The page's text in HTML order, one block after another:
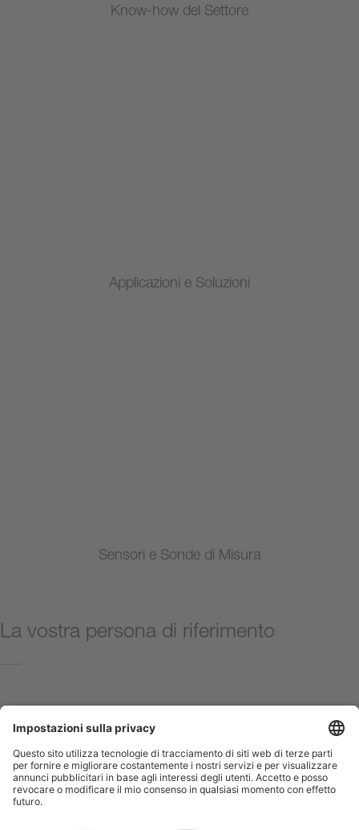
Know-how del Settore
Applicazioni e Soluzioni
Sensori e Sonde di Misura
La vostra persona di riferimento